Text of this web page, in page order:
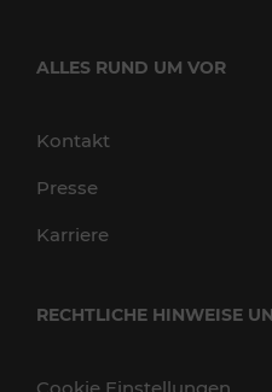
ALLES RUND UM VOR
Kontakt
Presse
Karriere
RECHTLICHE HINWEISE